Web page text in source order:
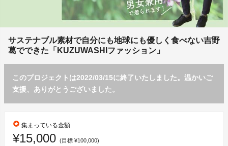
サステナブル素材で自分にも地球にも優しく食べない吉野
葛でできた「KUZUWASHIファッション」
このプロジェクトは2022/03/15に終了いたしました。温かいご
支援、ありがとうございました。
stars 集まっている金額
¥15,000 (目標 ¥100,000)